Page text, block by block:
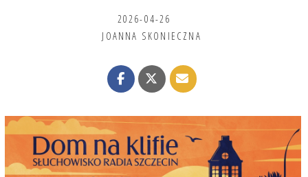
2026-04-26
JOANNA SKONIECZNA